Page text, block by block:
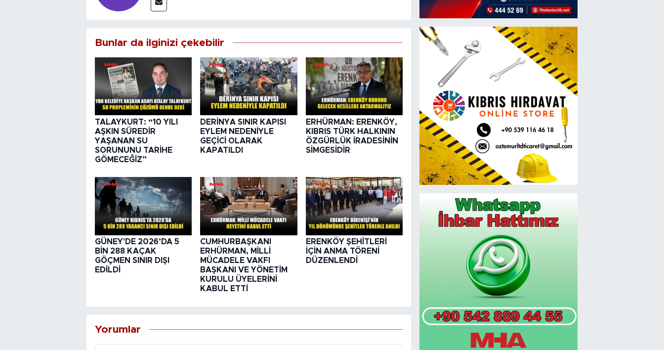
Bunlar da ilginizi çekebilir
TALAYKURT: “10 YILI
AŞKIN SÜREDİR
YAŞANAN SU
SORUNUNU TARİHE
GÖMECEĞİZ”
DERİNYA SINIR KAPISI
EYLEM NEDENİYLE
GEÇİCİ OLARAK
KAPATILDI
ERHÜRMAN: ERENKÖY,
KIBRIS TÜRK HALKININ
ÖZGÜRLÜK İRADESİNİN
SİMGESİDİR
GÜNEY'DE 2026’DA 5
BİN 288 KAÇAK
GÖÇMEN SINIR DIŞI
EDİLDİ
CUMHURBAŞKANI
ERHÜRMAN, MİLLİ
MÜCADELE VAKFI
BAŞKANI VE YÖNETİM
KURULU ÜYELERİNİ
KABUL ETTİ
ERENKÖY ŞEHİTLERİ
İÇİN ANMA TÖRENİ
DÜZENLENDİ
Yorumlar